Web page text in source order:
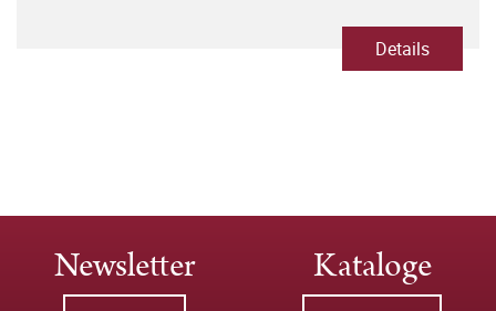
Details
Newsletter Kataloge